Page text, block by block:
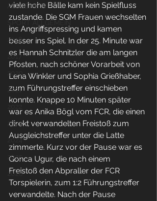
ALLGEMEIN
SPORT ALLGEMEIN
2018
2017
2020
2021
2023
2024
2025
2026
viele hohe Bälle kam kein Spielfluss
zustande. Die SGM Frauen wechselten
ins Angriffspressing und kamen
besser ins Spiel. In der 25. Minute war
es Hannah Schnitzler die am langen
Pfosten, nach schöner Vorarbeit von
Lena Winkler und Sophia Grießhaber,
zum Führungstreffer einschieben
konnte. Knappe 10 Minuten später
war es Anika Bögl vom FCR, die einen
direkt verwandelten Freistoß zum
Ausgleichstreffer unter die Latte
zimmerte. Kurz vor der Pause war es
Gonca Ugur, die nach einem
Freistoß den Abpraller der FCR
Torspielerin, zum 1:2 Führungstreffer
verwandelte. Nach der Pause